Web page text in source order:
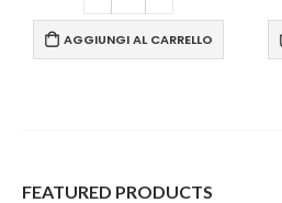
AGGIUNGI AL CARRELLO
FEATURED PRODUCTS